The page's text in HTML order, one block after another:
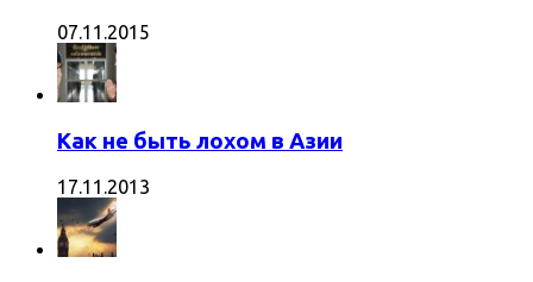
07.11.2015
Как не быть лохом в Азии
17.11.2013